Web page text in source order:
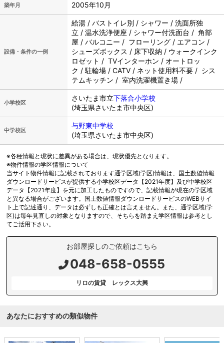
築年月 2005年10月
設備・条件の一例
給湯 / バストイレ別 / シャワー / 洗面所独
立 / 温水洗浄便座 / シャワー付洗面台 / 角部
屋 / バルコニー / フローリング / エアコン /
シューズボックス / 床下収納 / ウォークインク
ロゼット / TVインターホン / オートロッ
ク / 駐輪場 / CATV / ネット使用料不要 / シス
テムキッチン / 室内洗濯機置き場 /
小学校区
さいたま市立下落合小学校
(埼玉県さいたま市中央区)
中学校区
与野東中学校
(埼玉県さいたま市中央区)
※各種情報と現状に差異がある場合は、現状優先となります。
※物件情報の学区情報について
当サイト物件情報に記載されております通学区域(学区)情報は、国土数値情報
ダウンロードサービスが提供する小学校区データ【2021年度】及び中学校区
データ【2021年度】を元に加工したものですので、記載情報が現在の学区域
と異なる場合がございます。国土数値情報ダウンロードサービスのWEBサイ
ト上で記述通り、データは必ずしも正確とは言えません。また、通学区域(学
区)は毎年見直しの対象となりますので、そちらを踏まえ学区情報は参考とし
てご活用下さい。
お部屋探しのご依頼はこちら
048-658-0555
リロの賃貸 レックス大興
あなたにおすすめの類似物件